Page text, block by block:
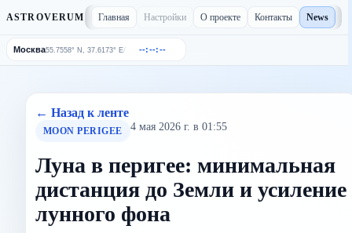
ASTROVERUM Главная Настройки О проекте Контакты News
Москва55.7558° N, 37.6173° E/ --:--:--
← Назад к ленте
MOON PERIGEE 4 мая 2026 г. в 01:55
Луна в перигее: минимальная
дистанция до Земли и усиление
лунного фона